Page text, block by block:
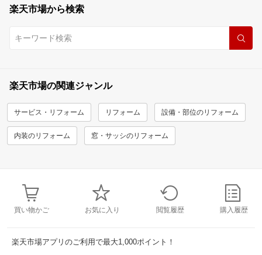
楽天市場から検索
楽天市場の関連ジャンル
サービス・リフォーム リフォーム 設備・部位のリフォーム
内装のリフォーム 窓・サッシのリフォーム
買い物かご お気に入り 閲覧履歴 購入履歴
楽天市場アプリのご利用で最大1,000ポイント！